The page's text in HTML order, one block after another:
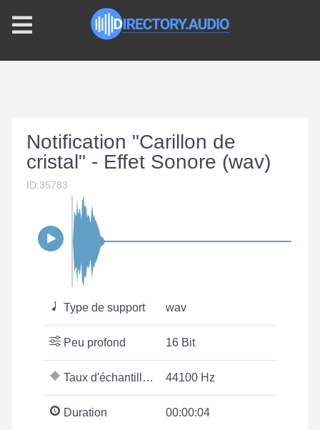
Notification "Carillon de
cristal" - Effet Sonore (wav)
ID:35783
Type de support wav
Peu profond 16 Bit
Taux d'échantillonnage 44100 Hz
Duration 00:00:04